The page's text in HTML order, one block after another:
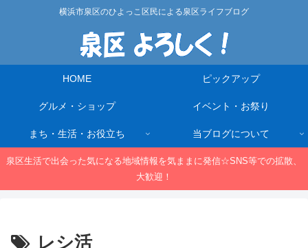
横浜市泉区のひよっこ区民による泉区ライフブログ
HOME ピックアップ
グルメ・ショップ イベント・お祭り
まち・生活・お役立ち 当ブログについて
泉区生活で出会った気になる地域情報を気ままに発信☆SNS等での拡散、
大歓迎！
レシ活